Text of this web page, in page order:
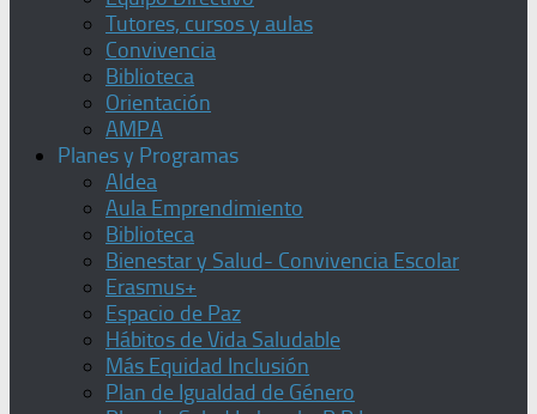
Tutores, cursos y aulas
Convivencia
Biblioteca
Orientación
AMPA
Planes y Programas
Aldea
Aula Emprendimiento
Biblioteca
Bienestar y Salud- Convivencia Escolar
Erasmus+
Espacio de Paz
Hábitos de Vida Saludable
Más Equidad Inclusión
Plan de Igualdad de Género